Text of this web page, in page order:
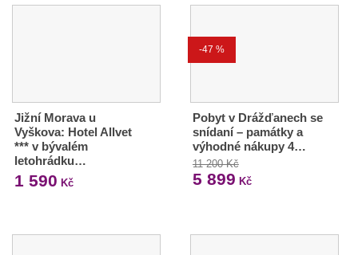
Jižní Morava u
Vyškova: Hotel Allvet
*** v bývalém
letohrádku…
1 590 Kč
-47 %
Pobyt v Drážďanech se
snídaní – památky a
výhodné nákupy 4…
11 200 Kč
5 899 Kč